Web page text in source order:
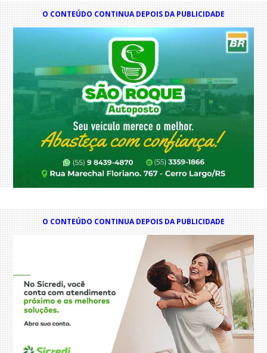
O CONTEÚDO CONTINUA DEPOIS DA PUBLICIDADE
O CONTEÚDO CONTINUA DEPOIS DA PUBLICIDADE